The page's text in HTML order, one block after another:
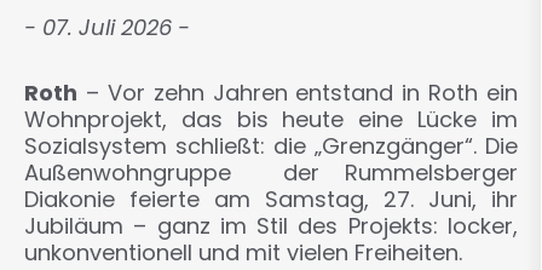
07. Juli 2026
Roth – Vor zehn Jahren entstand in Roth ein
Wohnprojekt, das bis heute eine Lücke im
Sozialsystem schließt: die „Grenzgänger“. Die
Außenwohngruppe der Rummelsberger
Diakonie feierte am Samstag, 27. Juni, ihr
Jubiläum – ganz im Stil des Projekts: locker,
unkonventionell und mit vielen Freiheiten.